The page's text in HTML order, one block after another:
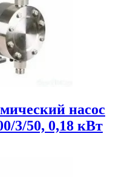
насос
3/50, 0,18 кВт